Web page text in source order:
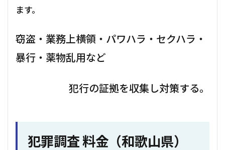
ます。
窃盗・業務上横領・パワハラ・セクハラ・
暴行・薬物乱用など
犯行の証拠を収集し対策する。
犯罪調査 料金（和歌山県）